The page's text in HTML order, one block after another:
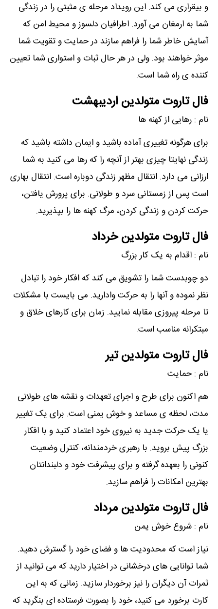
و بیقراری می کند. این رویداد مرحله ی مثبتی را در زندگی
شما به ارمغان می آورد. اطرافیان دلسوز و محیط امن که
آسایش خاطر شما را فراهم سازند در حمایت و تقویت شما
موثر خواهند بود. ولی در هر حال ثبات و استواری شما تعیین
کننده ی راه شما است.
فال تاروت متولدین اردیبهشت
نام : رهایی از کهنه ها
برای هرگونه تغییری آماده باشید و ایمان داشته باشید که
زندگی نهایتا چیزی بهتر از آنچه را که رها می کنید به شما
ارزانی می دارد. انتقال مظهر زندگی دوباره است. انتقال بهاری
است پس از زمستانی سرد و طولانی. برای پرورش یافتن،
حرکت کردن و زندگی کردن، مرگ کهنه ها را بپذیرید.
فال تاروت متولدین خرداد
نام : اقدام به یک کار بزرگ
دو چوبدست شما را تشویق می کند که افکار خود را تبادل
نظر نموده و آنها را به حرکت وادارید. می بایست با مشکلات
تا مرحله پیروزی مقابله نمایید. زمان برای کارهای خلاق و
مبتکرانه مناسب است.
فال تاروت متولدین تیر
نام : حمایت
هم اکنون برای طرح و اجرای تعهدات و نقشه های طولانی
مدت، لحظه ی مساعد و خوش یمنی است. برای یک تغییر
یا یک حرکت جدید به نیروی خود اعتماد کنید و با افکار
بزرگ پیش بروید. با رهبری خردمندانه، کنترل وضعیت
کنونی را بعهده گرفته و برای پیشرفت خود و دلبندانتان
بهترین امکانات را فراهم سازید.
فال تاروت متولدین مرداد
نام : شروع خوش یمن
نیاز است که محدودیت ها و فضای خود را گسترش دهید.
شما توانایی های درخشانی در اختیار دارید که می توانید از
ثمرات آن دیگران را نیز برخوردار سازید. زمانی که به این
کارت برخورد می کنید، خود را بصورت فرستاده ای بنگرید که